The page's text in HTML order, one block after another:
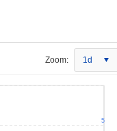
Zoom: 1d
5